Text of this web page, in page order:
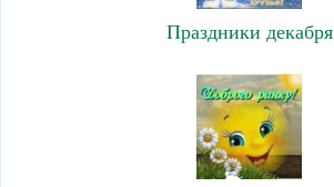
Праздники декабря